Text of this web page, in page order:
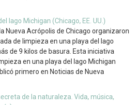
lago Michigan (Chicago, EE. UU.)
Nueva Acrópolis de Chicago organizaron
de limpieza en una playa del lago
de 9 kilos de basura. Esta iniciativa
en una playa del lago Michigan
primero en Noticias de Nueva
de la naturaleza. Vida, música,